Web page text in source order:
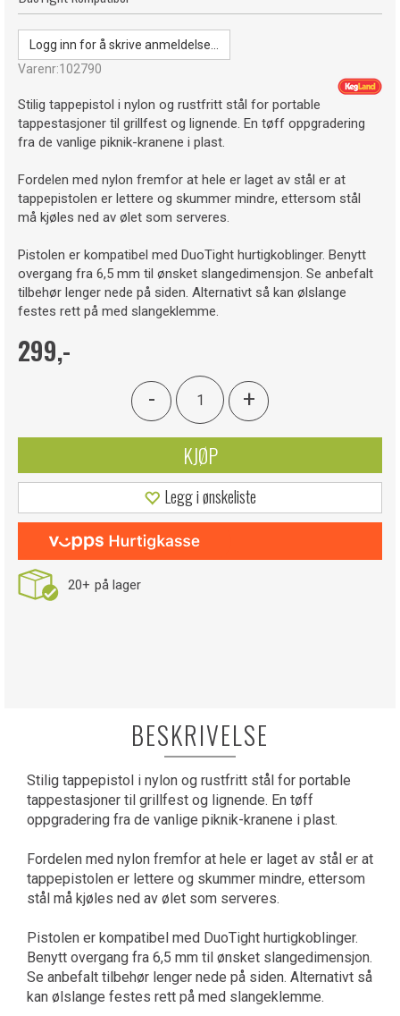
Logg inn for å skrive anmeldelse...
Varenr:102790
Stilig tappepistol i nylon og rustfritt stål for portable
tappestasjoner til grillfest og lignende. En tøff oppgradering
fra de vanlige piknik-kranene i plast.
Fordelen med nylon fremfor at hele er laget av stål er at
tappepistolen er lettere og skummer mindre, ettersom stål
må kjøles ned av ølet som serveres.
Pistolen er kompatibel med DuoTight hurtigkoblinger. Benytt
overgang fra 6,5 mm til ønsket slangedimensjon. Se anbefalt
tilbehør lenger nede på siden. Alternativt så kan ølslange
festes rett på med slangeklemme.
299,-
- +
KJØP
Legg i ønskeliste
20+ på lager
BESKRIVELSE
Stilig tappepistol i nylon og rustfritt stål for portable
tappestasjoner til grillfest og lignende. En tøff
oppgradering fra de vanlige piknik-kranene i plast.
Fordelen med nylon fremfor at hele er laget av stål er at
tappepistolen er lettere og skummer mindre, ettersom
stål må kjøles ned av ølet som serveres.
Pistolen er kompatibel med DuoTight hurtigkoblinger.
Benytt overgang fra 6,5 mm til ønsket slangedimensjon.
Se anbefalt tilbehør lenger nede på siden. Alternativt så
kan ølslange festes rett på med slangeklemme.